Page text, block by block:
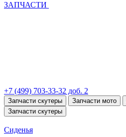
ЗАПЧАСТИ
+7 (499) 703-33-32 доб. 2
Запчасти скутеры Запчасти мото
Запчасти скутеры
Сиденья